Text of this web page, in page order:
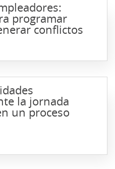
programar
conflictos
la jornada
un proceso